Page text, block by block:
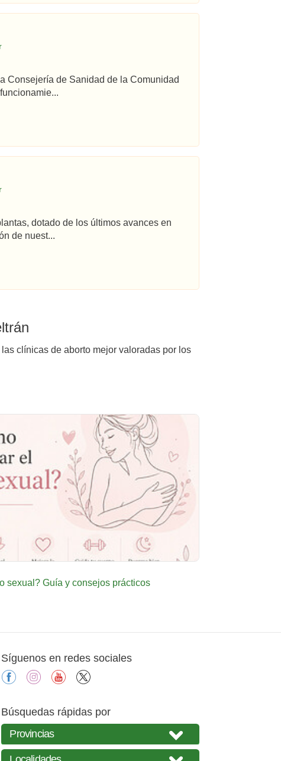
Consejería de Sanidad de la Comunidad
dotado de los últimos avances en
de nuest...
clínicas de aborto mejor valoradas por los
sexual? Guía y consejos prácticos
Síguenos en redes sociales
facebookinstagramyoutube
Búsquedas rápidas por